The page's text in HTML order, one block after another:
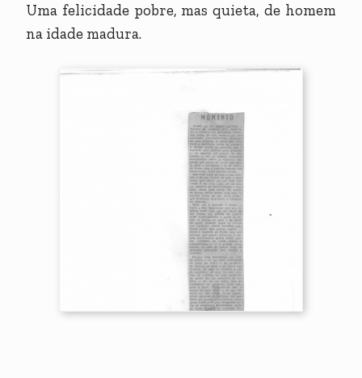
Uma felicidade pobre, mas quieta, de homem
na idade madura.